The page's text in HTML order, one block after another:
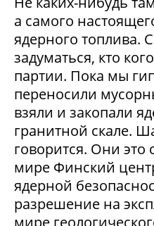
а самого
ядерного топлива.
задуматься, кто
партии. Пока мы
переносили
взяли и закопали
гранитной скале.
говорится. Они это
мире Финский
ядерной
разрешение на
мире